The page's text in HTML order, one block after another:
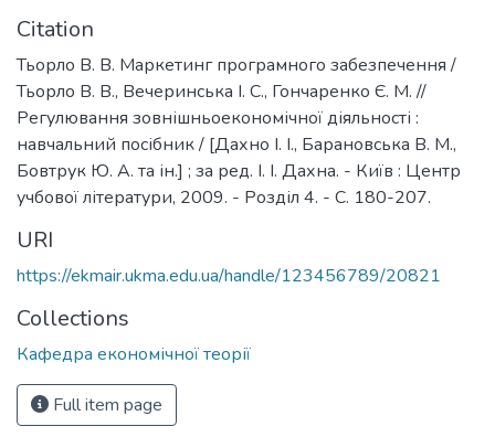
Citation
Тьорло В. В. Маркетинг програмного забезпечення /
Тьорло В. В., Вечеринська І. С., Гончаренко Є. М. //
Регулювання зовнішньоекономічної діяльності :
навчальний посібник / [Дахно І. І., Барановська В. М.,
Бовтрук Ю. А. та ін.] ; за ред. І. І. Дахна. - Київ : Центр
учбової літератури, 2009. - Розділ 4. - С. 180-207.
URI
https://ekmair.ukma.edu.ua/handle/123456789/20821
Collections
Кафедра економічної теорії
Full item page